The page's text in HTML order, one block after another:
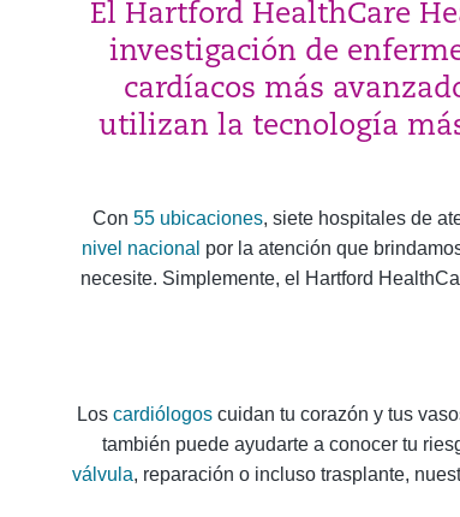
El Hartford HealthCare
investigación de
cardíacos más
utilizan la tecnología
Con 55 ubicaciones, siete hospitales de
nivel nacional por la atención que
necesite. Simplemente, el Hartford
Los cardiólogos cuidan tu corazón y tus
también puede ayudarte a conocer tu
válvula, reparación o incluso trasplante,